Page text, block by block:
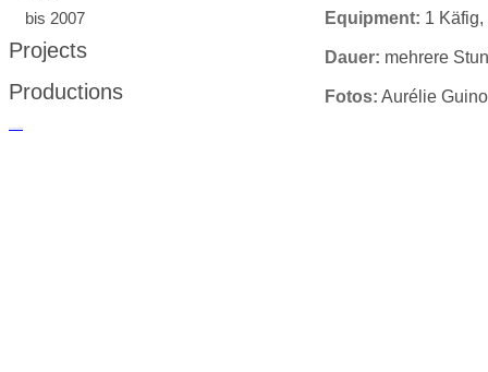
bis 2007
Projects
Productions
Equipment: 1
Dauer: mehrere
Fotos: Aurélie